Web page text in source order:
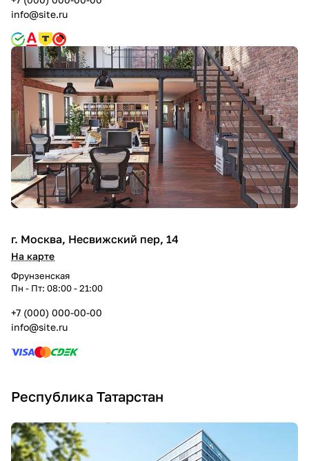
info@site.ru
г. Москва, Несвижский пер, 14
На карте
Фрунзенская
Пн - Пт: 08:00 - 21:00
+7 (000) 000-00-00
info@site.ru
Республика Татарстан